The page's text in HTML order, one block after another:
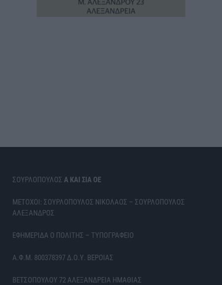
ΣΟΥΡΛΟΠΟΥΛΟΣ Α ΚΑΙ ΣΙΑ ΟΕ
ΜΕΤΟΧΟΙ: ΣΟΥΡΛΟΠΟΥΛΟΣ ΝΙΚΟΛΑΟΣ – ΣΟΥΡΛΟΠΟΥΛΟΣ
ΑΛΕΞΑΝΔΡΟΣ
ΕΦΗΜΕΡΙΔΑ Ο ΠΟΛΙΤΗΣ – ΤΥΠΟΓΡΑΦΕΙΟ
Α.Φ.Μ. 800378397 Δ.Ο.Υ. ΒΕΡΟΙΑΣ
ΒΕΤΣΟΠΟΥΛΟΥ 72 ΑΛΕΞΑΝΔΡΕΙΑ ΗΜΑΘΙΑΣ